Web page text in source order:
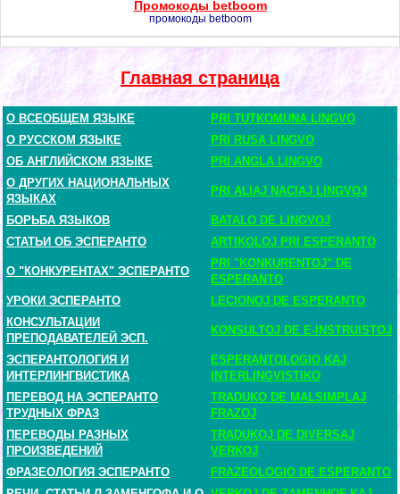
Промокоды betboom
промокоды betboom
Главная страница
О ВСЕОБЩЕМ ЯЗЫКЕ
PRI TUTKOMUNA LINGVO
О РУССКОМ ЯЗЫКЕ
PRI RUSA LINGVO
ОБ АНГЛИЙСКОМ ЯЗЫКЕ
PRI ANGLA LINGVO
О ДРУГИХ НАЦИОНАЛЬНЫХ
ЯЗЫКАХ
PRI ALIAJ NACIAJ LINGVOJ
БОРЬБА ЯЗЫКОВ
BATALO DE LINGVOJ
СТАТЬИ ОБ ЭСПЕРАНТО
ARTIKOLOJ PRI ESPERANTO
О "КОНКУРЕНТАХ" ЭСПЕРАНТО
PRI "KONKURENTOJ" DE
ESPERANTO
УРОКИ ЭСПЕРАНТО
LECIONOJ DE ESPERANTO
КОНСУЛЬТАЦИИ
ПРЕПОДАВАТЕЛЕЙ ЭСП.
KONSULTOJ DE E-INSTRUISTOJ
ЭСПЕРАНТОЛОГИЯ И
ИНТЕРЛИНГВИСТИКА
ESPERANTOLOGIO KAJ
INTERLINGVISTIKO
ПЕРЕВОД НА ЭСПЕРАНТО
ТРУДНЫХ ФРАЗ
TRADUKO DE MALSIMPLAJ
FRAZOJ
ПЕРЕВОДЫ РАЗНЫХ
ПРОИЗВЕДЕНИЙ
TRADUKOJ DE DIVERSAJ
VERKOJ
ФРАЗЕОЛОГИЯ ЭСПЕРАНТО
FRAZEOLOGIO DE ESPERANTO